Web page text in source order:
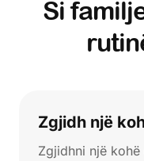
Si
Zgjidh një
Zgjidhni një